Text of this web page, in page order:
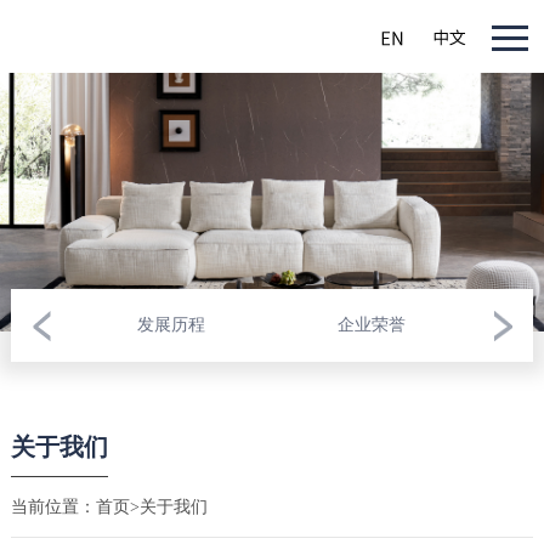
发展历程 企业荣誉
关于我们
当前位置： 首页>关于我们